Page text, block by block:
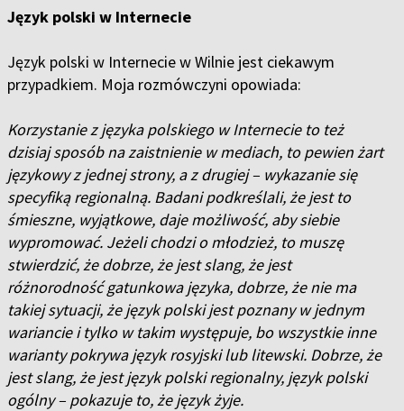
Język polski w Internecie
Język polski w Internecie w Wilnie jest ciekawym
przypadkiem. Moja rozmówczyni opowiada:
Korzystanie z języka polskiego w Internecie to też
dzisiaj sposób na zaistnienie w mediach, to pewien żart
językowy z jednej strony, a z drugiej – wykazanie się
specyfiką regionalną. Badani podkreślali, że jest to
śmieszne, wyjątkowe, daje możliwość, aby siebie
wypromować. Jeżeli chodzi o młodzież, to muszę
stwierdzić, że dobrze, że jest slang, że jest
różnorodność gatunkowa języka, dobrze, że nie ma
takiej sytuacji, że język polski jest poznany w jednym
wariancie i tylko w takim występuje, bo wszystkie inne
warianty pokrywa język rosyjski lub litewski. Dobrze, że
jest slang, że jest język polski regionalny, język polski
ogólny – pokazuje to, że język żyje.